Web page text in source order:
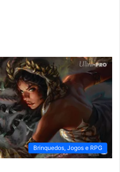
Brinquedos, Jogos e RPG